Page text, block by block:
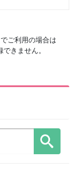
ご利用の場合は
きません。